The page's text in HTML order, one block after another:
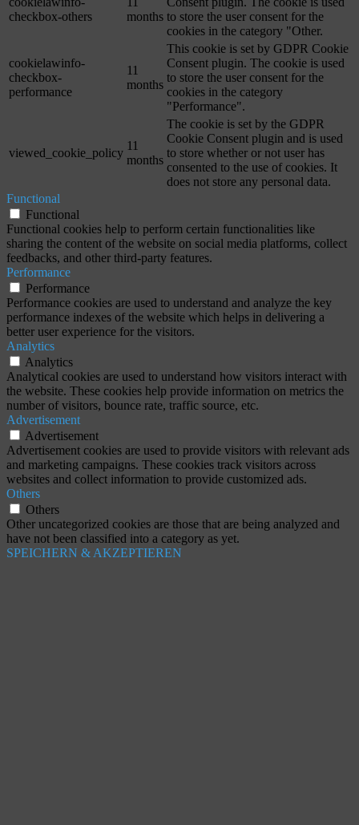
checkbox-others
months to store the user consent for the
cookies in the category "Other.
cookielawinfo-
checkbox-
performance
11
months
This cookie is set by GDPR Cookie
Consent plugin. The cookie is used
to store the user consent for the
cookies in the category
"Performance".
viewed_cookie_policy
11
months
The cookie is set by the GDPR
Cookie Consent plugin and is used
to store whether or not user has
consented to the use of cookies. It
does not store any personal data.
Functional
Functional
Functional cookies help to perform certain functionalities like
sharing the content of the website on social media platforms, collect
feedbacks, and other third-party features.
Performance
Performance
Performance cookies are used to understand and analyze the key
performance indexes of the website which helps in delivering a
better user experience for the visitors.
Analytics
Analytics
Analytical cookies are used to understand how visitors interact with
the website. These cookies help provide information on metrics the
number of visitors, bounce rate, traffic source, etc.
Advertisement
Advertisement
Advertisement cookies are used to provide visitors with relevant ads
and marketing campaigns. These cookies track visitors across
websites and collect information to provide customized ads.
Others
Others
Other uncategorized cookies are those that are being analyzed and
have not been classified into a category as yet.
SPEICHERN & AKZEPTIEREN